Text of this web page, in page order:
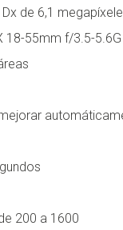
de 6,1
18-55mm f/3.5-5.6G
200 a 1600